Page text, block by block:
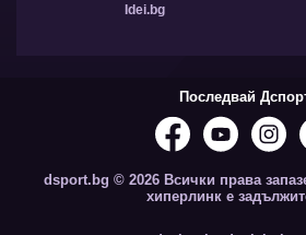
Idei.bg
Последвай
dsport.bg © 2026 Всички права
хиперлинк е